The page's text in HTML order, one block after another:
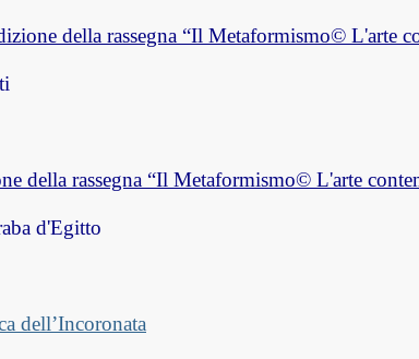
della rassegna “Il Metaformismo© L'arte
della rassegna “Il Metaformismo© L'arte
d'Egitto
dell’Incoronata